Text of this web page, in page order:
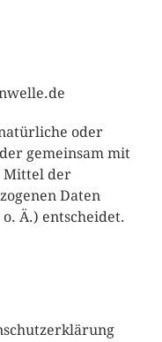
oder
gemeinsam mit
Mittel der
Daten
o. Ä.) entscheidet.